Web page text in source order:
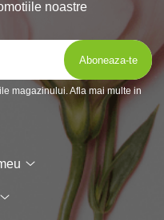
noastre
magazinului. Afla mai multe in